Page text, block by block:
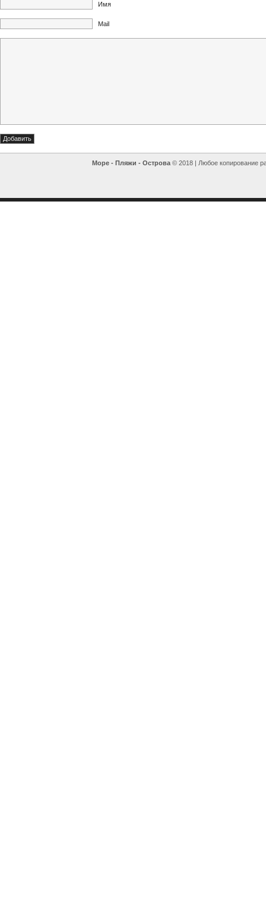
Имя
Mail
Море - Пляжи - Острова © 2018 | Любое копирование